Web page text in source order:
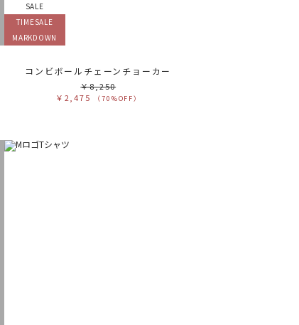
SALE
TIMESALE
MARKDOWN
コンビボールチェーンチョーカー
￥8,250
￥2,475
（70%OFF）